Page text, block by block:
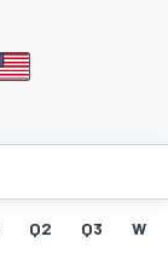
Q2 Q3 W